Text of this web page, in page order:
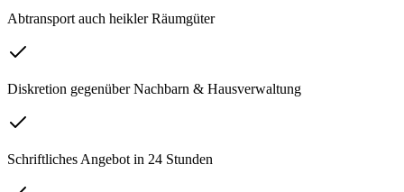
Abtransport auch heikler Räumgüter
Diskretion gegenüber Nachbarn & Hausverwaltung
Schriftliches Angebot in 24 Stunden